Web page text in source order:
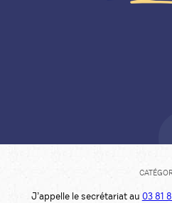
J’appelle le secrétariat au03 81